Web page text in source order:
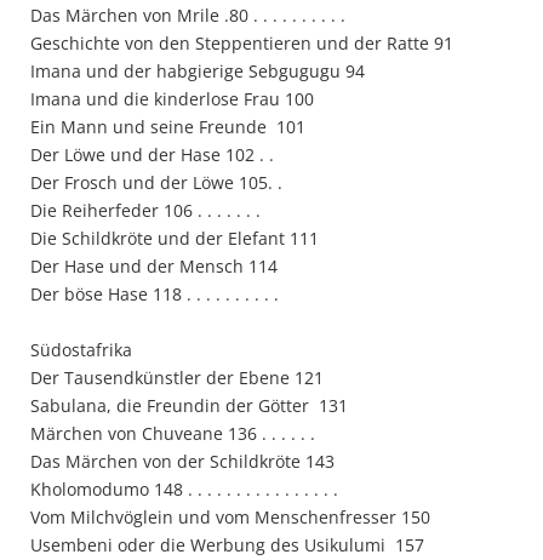
Das Märchen von Mrile .80 . . . . . . . . . .
Geschichte von den Steppentieren und der Ratte 91
Imana und der habgierige Sebgugugu 94
Imana und die kinderlose Frau 100
Ein Mann und seine Freunde 101
Der Löwe und der Hase 102 . .
Der Frosch und der Löwe 105. .
Die Reiherfeder 106 . . . . . . .
Die Schildkröte und der Elefant 111
Der Hase und der Mensch 114
Der böse Hase 118 . . . . . . . . . .
Südostafrika
Der Tausendkünstler der Ebene 121
Sabulana, die Freundin der Götter 131
Märchen von Chuveane 136 . . . . . .
Das Märchen von der Schildkröte 143
Kholomodumo 148 . . . . . . . . . . . . . . . .
Vom Milchvöglein und vom Menschenfresser 150
Usembeni oder die Werbung des Usikulumi 157